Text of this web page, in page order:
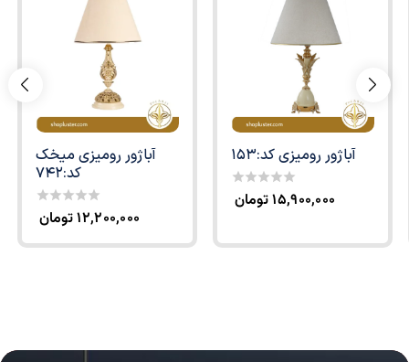
آباژور رومیزی میخک
کد:742
0
of
۱۲,۲۰۰,۰۰۰تومان
آباژور رومیزی کد:153
0
5
۱۵,۹۰۰,۰۰۰تومان